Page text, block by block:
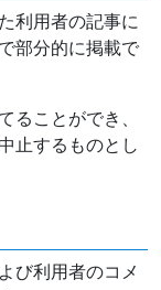
利用者の記事に
部分的に掲載で
ることができ、
止するものとし
び利用者のコメ